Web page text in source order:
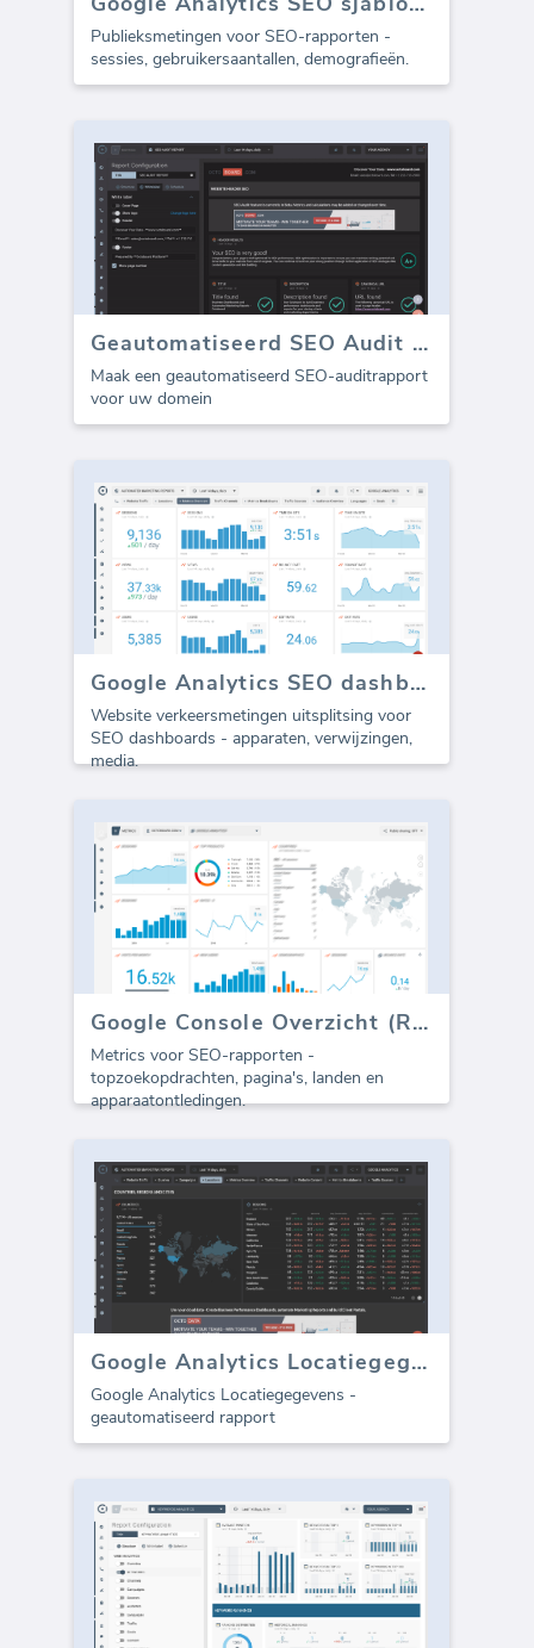
Publieksmetingen voor SEO-rapporten -
sessies, gebruikersaantallen, demografieën.
Geautomatiseerd SEO Audit Rapport
Maak een geautomatiseerd SEO-auditrapport
voor uw domein
Google Analytics SEO dashboard - Alle Verkeer
Website verkeersmetingen uitsplitsing voor
SEO dashboards - apparaten, verwijzingen,
media.
Google Console Overzicht (Rapport)
Metrics voor SEO-rapporten -
topzoekopdrachten, pagina's, landen en
apparaatontledingen.
Google Analytics Locatiegegevens (rapport)
Google Analytics Locatiegegevens -
geautomatiseerd rapport